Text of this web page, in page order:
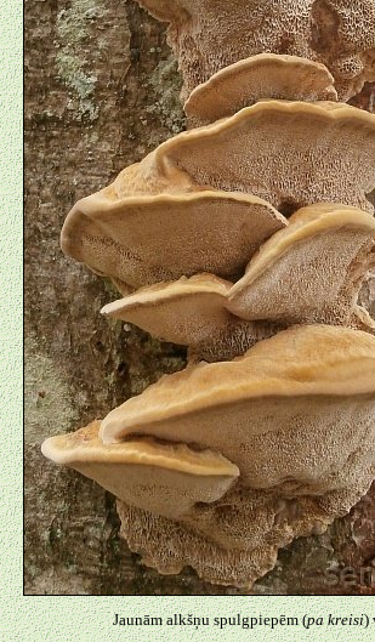
Jaunām alkšņu spulgpiepēm (pa kreisi)